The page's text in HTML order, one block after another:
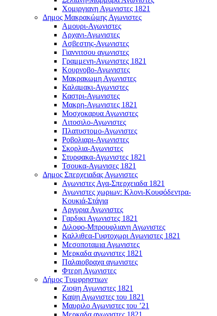
Χομιργιανη Αγωνιστες 1821
Δημος Μακρακώμης Αγωνιστες
Αμουρι-Αγωνιστες
Αρχανι-Αγωνιστες
Ασβεστης-Αγωνιστες
Γιαννιτσου αγωνιστες
Γραμμενη-Αγωνιστες 1821
Κουρνοβο-Αγωνιστες
Μακρακωμη Αγωνιστες
Καλαμακι-Αγωνιστες
Καστρι-Αγωνιστες
Μακρη-Αγωνιστες 1821
Μοσχοκαρυα Αγωνιστες
Λιτοσιλο-Αγωνιστες
Πλατυστομο-Αγωνιστες
Ροβολιαρι-Αγωνιστες
Σκορλια-Αγωνιστες
Στυρφακα-Αγωνιστες 1821
Τσουκα-Αγωνισες 1821
Δημος Σπερχειαδας Αγωνιστες
Αγωνιστες Αγα-Σπερχειαδα 1821
Αγωνιστες χωριων: Κλονι-Κουφόδεντρα-
Κουκιά-Στάγια
Αργυρια Αγωνιστες
Γαρδικι Αγωνιστες 1821
Διλοφο-Μπρουφλιανη Αγωνιστες
Καλλιθεα-Γυφτοχωρι Αγωνιστες 1821
Μεσοποταμια Αγωνιστες
Μερκαδα αγωνιστες 1821
Παλαιοβραχα αγωνιστες
Φτερη Αγωνιστες
Δήμος Τυμφρηστιων
Ζιοψη Αγωνιστες 1821
Καψη Αγωνιστες του 1821
Μαυριλο Αγωνιστες του ’21
Μερκαδα αγωνιστες 1821